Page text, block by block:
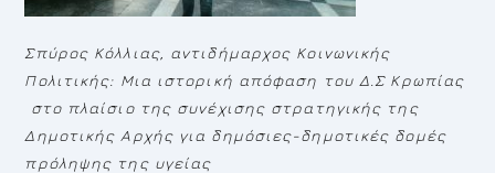
Σπύρος Κόλλιας, αντιδήμαρχος Κοινωνικής
Πολιτικής: Μια ιστορική απόφαση του Δ.Σ Κρωπίας
στο πλαίσιο της συνέχισης στρατηγικής της
Δημοτικής Αρχής για δημόσιες-δημοτικές δομές
πρόληψης της υγείας